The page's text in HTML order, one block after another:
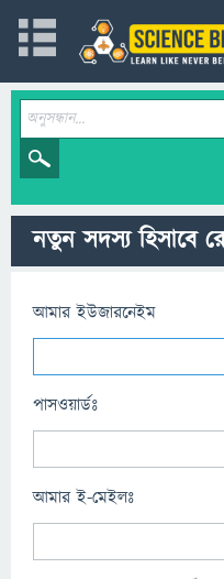
নতুন সদস্য হিসাবে
আমার ইউজারনেইম
পাসওয়ার্ডঃ
আমার ই-মেইলঃ